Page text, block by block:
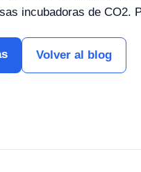
incubadoras de CO2.
Volver al blog